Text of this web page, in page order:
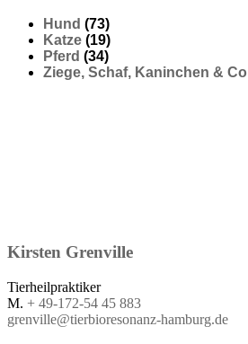
Hund (73)
Katze (19)
Pferd (34)
Ziege, Schaf, Kaninchen & Co
Kirsten Grenville
Tierheilpraktiker
M. + 49-172-54 45 883
grenville@tierbioresonanz-hamburg.de